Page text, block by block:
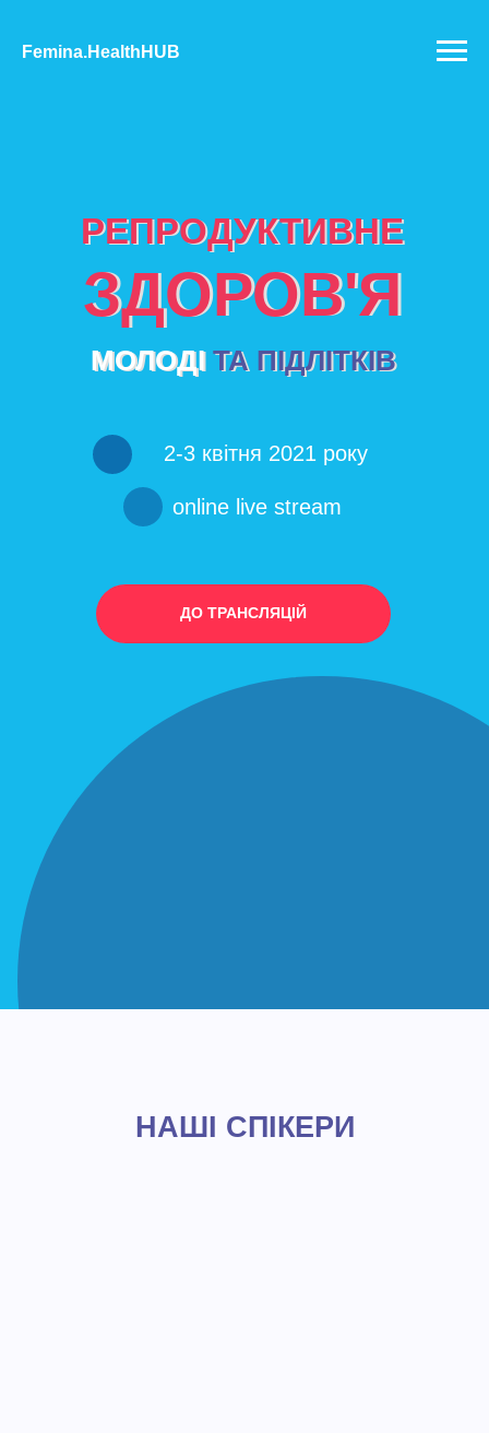
Femina.HealthHUB
МОЛОДІ ТА ПІДЛІТКІВ
РЕПРОДУКТИВНЕ
ЗДОРОВ'Я
2-3 квітня 2021 року
online live stream
МОЛОДІ ТА ПІДЛІТКІВ
РЕПРОДУКТИВНЕ
ЗДОРОВ'Я
ДО ТРАНСЛЯЦІЙ
НАШІ СПІКЕРИ